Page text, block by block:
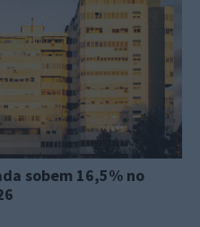
sobem 16,5% no